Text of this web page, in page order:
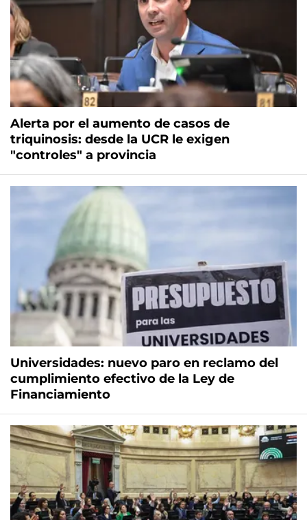
Alerta por el aumento de casos de
triquinosis: desde la UCR le exigen
"controles" a provincia
Universidades: nuevo paro en reclamo del
cumplimiento efectivo de la Ley de
Financiamiento